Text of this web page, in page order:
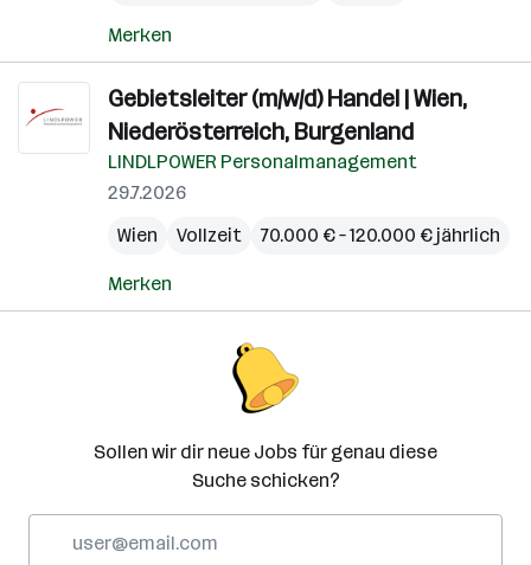
Merken
Gebietsleiter (m/w/d) Handel | Wien,
Niederösterreich, Burgenland
LINDLPOWER Personalmanagement
29.7.2026
Wien
Vollzeit 70.000 € – 120.000 € jährlich
Merken
Sollen wir dir neue Jobs für genau diese
Suche schicken?